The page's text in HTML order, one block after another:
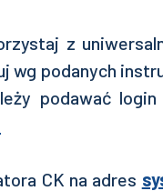
z
wg podanych
podawać
CK na adres